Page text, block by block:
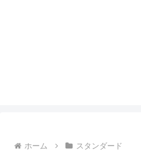
ホーム スタンダード